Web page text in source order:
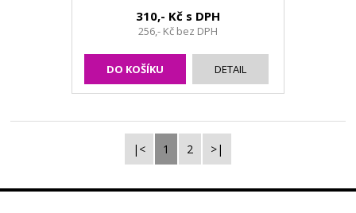
310,- Kč s DPH
256,- Kč bez DPH
DO KOŠÍKU DETAIL
|< 1 2 >|